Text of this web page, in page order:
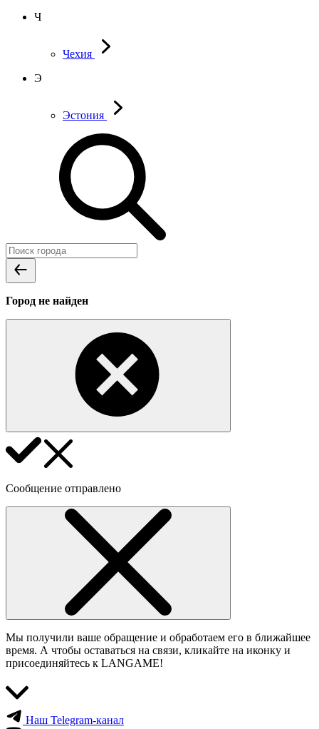
Ч
Чехия
Э
Эстония
Город не найден
Сообщение отправлено
Мы получили ваше обращение и обработаем его в ближайшее
время. А чтобы оставаться на связи, кликайте на иконку и
присоединяйтесь к LANGAME!
Наш Telegram-канал